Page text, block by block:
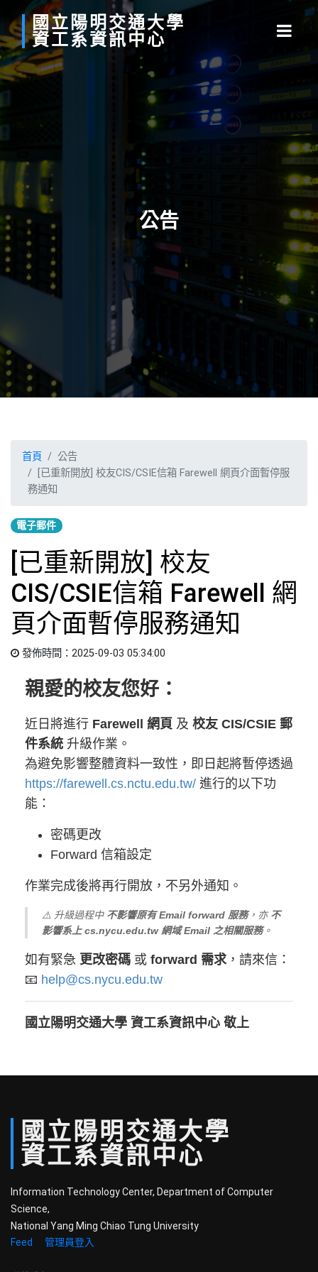
國立 陽明 交通大學
資工系資訊中心
公告
首頁
公告
[已重新開放] 校友CIS/CSIE信箱 Farewell 網頁介面暫停服
務通知
電子郵件
[已重新開放] 校友
CIS/CSIE信箱 Farewell 網
頁介面暫停服務通知
發佈時間：2025-09-03 05:34:00
親愛的校友您好：
近日將進行 Farewell 網頁 及 校友 CIS/CSIE 郵
件系統 升級作業。
為避免影響整體資料一致性，即日起將暫停透過
https://farewell.cs.nctu.edu.tw/ 進行的以下功
能：
密碼更改
Forward 信箱設定
作業完成後將再行開放，不另外通知。
⚠️ 升級過程中 不影響原有 Email forward 服務，亦不
影響系上 cs.nycu.edu.tw 網域 Email 之相關服務。
如有緊急 更改密碼 或 forward 需求，請來信：
📧 help@cs.nycu.edu.tw
國立陽明交通大學 資工系資訊中心 敬上
國立 陽明 交通大學
資工系資訊中心
Information Technology Center, Department of Computer
Science,
National Yang Ming Chiao Tung University
Feed
管理員登入